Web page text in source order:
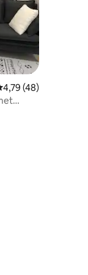
4,79 (48)